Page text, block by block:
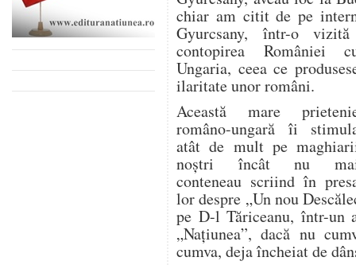
chiar am citit de pe
Gyurcsany, într-o
contopirea României
Ungaria, ceea ce
ilaritate unor români.
Această mare
româno-ungară îi
atât de mult pe
noştri încât nu
conteneau scriind în
lor despre „Un nou
pe D-l Tăriceanu, într-un
„Naţiunea”, dacă nu
cumva, deja încheiat de